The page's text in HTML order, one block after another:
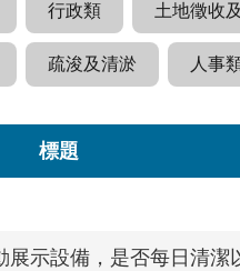
行政類 土地徵收
疏浚及清淤 人事
標題
示設備，是否每日清潔